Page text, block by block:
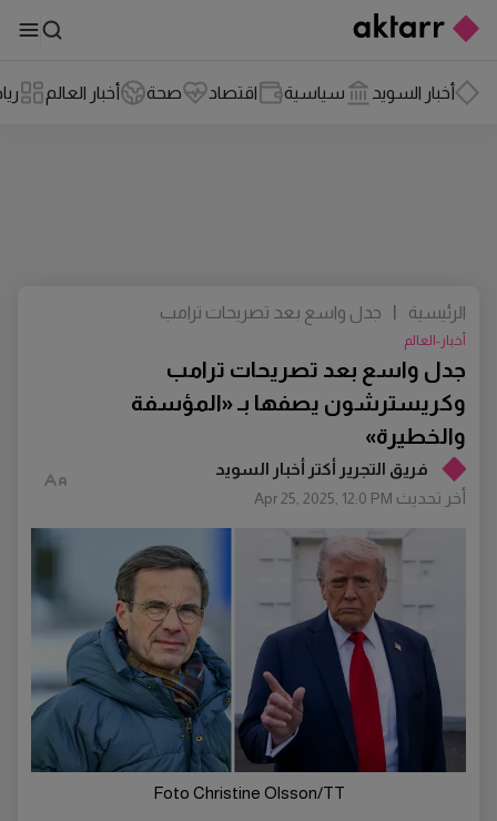
أخبار السويد سياسية اقتصاد صحة أخبار العالم
فريق التجرير أكتر أخبار السويد
أخر تحديث Apr 25, 2025, 12:0 PM
جدل واسع بعد تصريحات ترامب
وكريسترشون يصفها بـ «المؤسفة
والخطيرة»
أخبار-العالم
الرئيسية
جدل واسع بعد تصريحات ترامب
والخطيرة»
Foto Christine Olsson/TT